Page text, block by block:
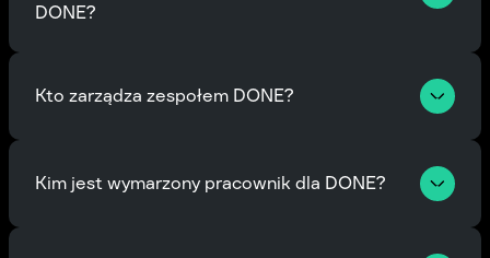
DONE?
Kto zarządza zespołem DONE?
Kim jest wymarzony pracownik dla DONE?